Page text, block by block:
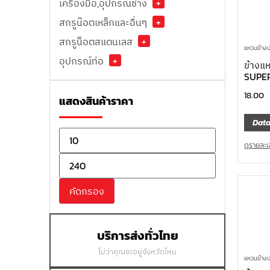
เครื่องมือ,อุปกรณ์ช่าง
+
สกรูน๊อตเหล็กและอื่นๆ
+
สกรูน็อตสแตนเลส
+
อุปกรณ์ท่อ
+
แสดงสินค้าราคา
คัดกรอง
บริการส่งทั่วไทย
ไม่ว่าคุณจะอยู่จังหวัดไหน
แหวนข้าง
ข้างแ
18.00
ดูรายละ
แหวนข้าง